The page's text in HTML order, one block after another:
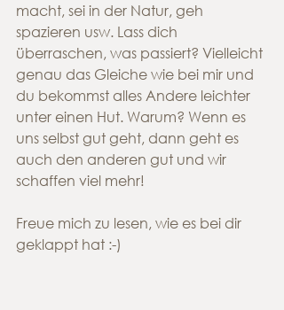
macht, sei in der Natur, geh
spazieren usw. Lass dich
überraschen, was passiert? Vielleicht
genau das Gleiche wie bei mir und
du bekommst alles Andere leichter
unter einen Hut. Warum? Wenn es
uns selbst gut geht, dann geht es
auch den anderen gut und wir
schaffen viel mehr!
Freue mich zu lesen, wie es bei dir
geklappt hat :-)